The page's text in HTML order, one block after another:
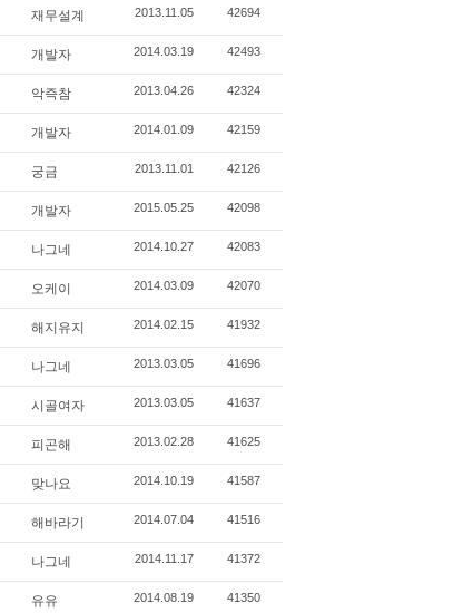
재무설계 2013.11.05 42694
개발자 2014.03.19 42493
악즉참 2013.04.26 42324
개발자 2014.01.09 42159
궁금 2013.11.01 42126
개발자 2015.05.25 42098
나그네 2014.10.27 42083
오케이 2014.03.09 42070
해지유지 2014.02.15 41932
나그네 2013.03.05 41696
시골여자 2013.03.05 41637
피곤해 2013.02.28 41625
맞나요 2014.10.19 41587
해바라기 2014.07.04 41516
나그네 2014.11.17 41372
유유 2014.08.19 41350